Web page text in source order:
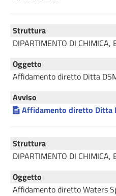
Struttura
DIPARTIMENTO DI CHIMICA,
Oggetto
Affidamento diretto Ditta
Avviso
Affidamento diretto Ditta
Struttura
DIPARTIMENTO DI CHIMICA,
Oggetto
Affidamento diretto Waters